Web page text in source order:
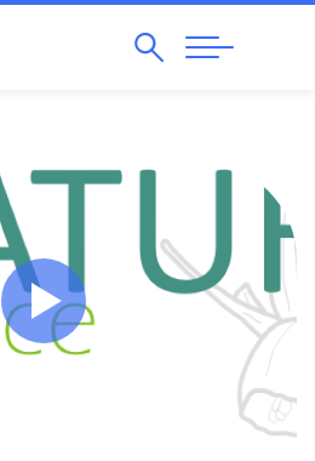
Pesquisar
Abrir
Navegação